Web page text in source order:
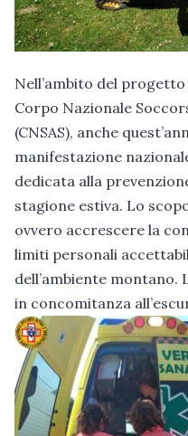
Nell’ambito del
Corpo Nazionale
(CNSAS), anche
manifestazione
dedicata alla
stagione estiva. Lo
ovvero accrescere la
limiti personali
dell’ambiente montano.
in concomitanza